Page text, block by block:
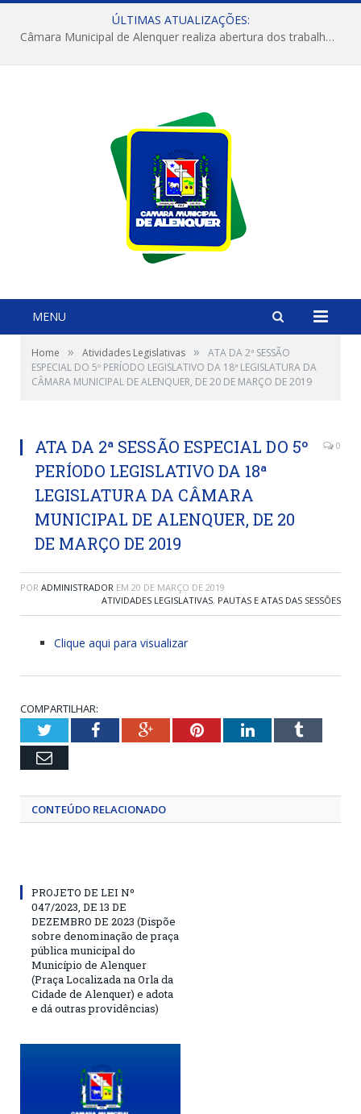
ÚLTIMAS ATUALIZAÇÕES:
Câmara Municipal de Alenquer realiza abertura dos trabalhos do 4º Período Legislativo
MENU
Home » Atividades Legislativas »
ATA DA 2ª SESSÃO
ESPECIAL DO 5º PERÍODO LEGISLATIVO DA 18ª LEGISLATURA DA
CÂMARA MUNICIPAL DE ALENQUER, DE 20 DE MARÇO DE 2019
ATA DA 2ª SESSÃO ESPECIAL DO 5º
PERÍODO LEGISLATIVO DA 18ª
LEGISLATURA DA CÂMARA
MUNICIPAL DE ALENQUER, DE 20
DE MARÇO DE 2019
0
POR ADMINISTRADOR EM 20 DE MARÇO DE 2019
ATIVIDADES LEGISLATIVAS, PAUTAS E ATAS DAS SESSÕES
Clique aqui para visualizar
COMPARTILHAR:
TwitterFacebookGoogle+PinterestLinkedInTumblr
Email
CONTEÚDO RELACIONADO
PROJETO DE LEI Nº
047/2023, DE 13 DE
DEZEMBRO DE 2023 (Dispõe
sobre denominação de praça
pública municipal do
Município de Alenquer
(Praça Localizada na Orla da
Cidade de Alenquer) e adota
e dá outras providências)